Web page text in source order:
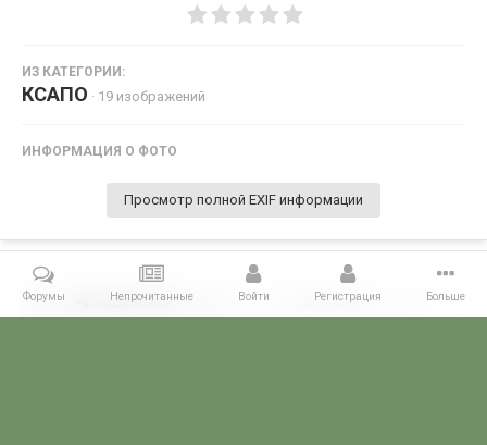
ИЗ КАТЕГОРИИ:
КСАПО · 19 изображений
ИНФОРМАЦИЯ О ФОТО
Просмотр полной EXIF информации
Поделиться Подписчики 0
Форумы Непрочитанные Войти Регистрация Больше